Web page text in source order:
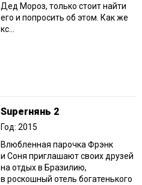
Дед Мороз, только стоит найти
его и попросить об этом. Как же
кс...
Superнянь 2
Год: 2015
Влюбленная парочка Фрэнк
и Соня приглашают своих друзей
на отдых в Бразилию,
в роскошный отель богатенького